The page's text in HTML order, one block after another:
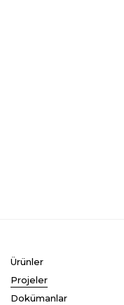
Ürünler
Projeler
Dokümanlar